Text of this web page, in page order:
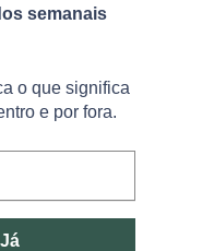
semanais
o que significa
e por fora.